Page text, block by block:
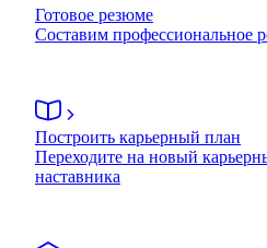
Готовое резюме
Составим профессиональное
Построить карьерный план
Переходите на новый
наставника